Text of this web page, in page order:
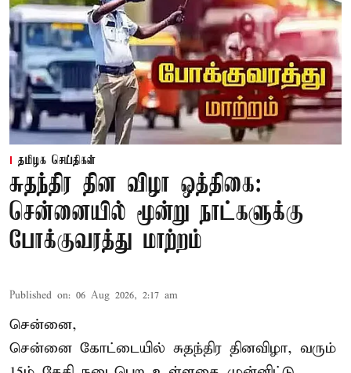
தமிழக செய்திகள்
சுதந்திர தின விழா ஒத்திகை:
சென்னையில் மூன்று நாட்களுக்கு
போக்குவரத்து மாற்றம்
Published on: 06 Aug 2026, 2:17 am
சென்னை,
சென்னை கோட்டையில் சுதந்திர தினவிழா, வரும்